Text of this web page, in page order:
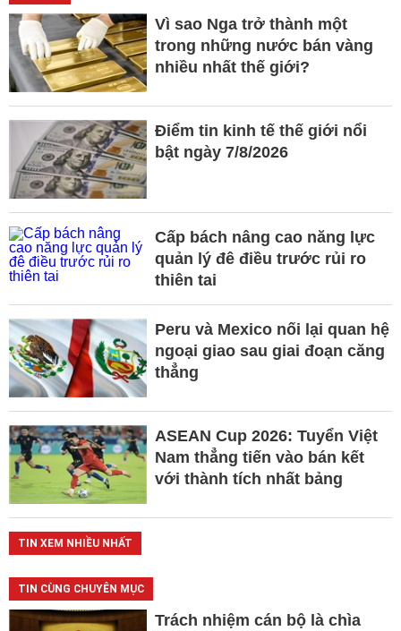
Vì sao Nga trở thành một
trong những nước bán vàng
nhiều nhất thế giới?
Điểm tin kinh tế thế giới nổi
bật ngày 7/8/2026
Cấp bách nâng cao năng lực
quản lý đê điều trước rủi ro
thiên tai
Peru và Mexico nối lại quan hệ
ngoại giao sau giai đoạn căng
thẳng
ASEAN Cup 2026: Tuyển Việt
Nam thẳng tiến vào bán kết
với thành tích nhất bảng
TIN XEM NHIỀU NHẤT
TIN CÙNG CHUYÊN MỤC
Trách nhiệm cán bộ là chìa